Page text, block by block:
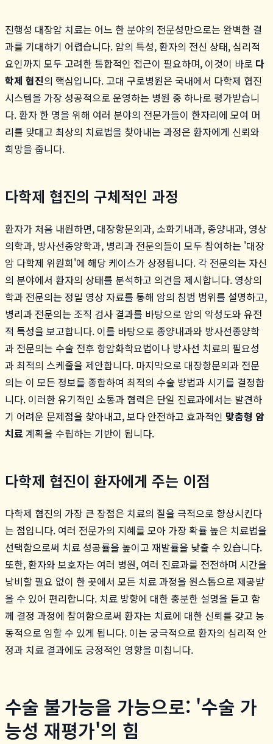
진행성 대장암 치료는 어느 한 분야의 전문성만으로는 완벽한 결
과를 기대하기 어렵습니다. 암의 특성, 환자의 전신 상태, 심리적
요인까지 모두 고려한 통합적인 접근이 필요하며, 이것이 바로 다
학제 협진의 핵심입니다. 고대 구로병원은 국내에서 다학제 협진
시스템을 가장 성공적으로 운영하는 병원 중 하나로 평가받습니
다. 환자 한 명을 위해 여러 분야의 전문가들이 한자리에 모여 머
리를 맞대고 최상의 치료법을 찾아내는 과정은 환자에게 신뢰와
희망을 줍니다.
다학제 협진의 구체적인 과정
환자가 처음 내원하면, 대장항문외과, 소화기내과, 종양내과, 영상
의학과, 방사선종양학과, 병리과 전문의들이 모두 참여하는 '대장
암 다학제 위원회'에 해당 케이스가 상정됩니다. 각 전문의는 자신
의 분야에서 환자의 상태를 분석하고 의견을 제시합니다. 영상의
학과 전문의는 정밀 영상 자료를 통해 암의 침범 범위를 설명하고,
병리과 전문의는 조직 검사 결과를 바탕으로 암의 악성도와 유전
적 특성을 보고합니다. 이를 바탕으로 종양내과와 방사선종양학
과 전문의는 수술 전후 항암화학요법이나 방사선 치료의 필요성
과 최적의 스케줄을 제안합니다. 마지막으로 대장항문외과 전문
의는 이 모든 정보를 종합하여 최적의 수술 방법과 시기를 결정합
니다. 이러한 유기적인 소통과 협력은 단일 진료과에서는 발견하
기 어려운 문제점을 찾아내고, 보다 안전하고 효과적인 맞춤형 암
치료계획을 수립하는 기반이 됩니다.
다학제 협진이 환자에게 주는 이점
다학제 협진의 가장 큰 장점은 치료의 질을 극적으로 향상시킨다
는 점입니다. 여러 전문가의 지혜를 모아 가장 확률 높은 치료법을
선택함으로써 치료 성공률을 높이고 재발률을 낮출 수 있습니다.
또한, 환자와 보호자는 여러 병원, 여러 진료과를 전전하며 시간을
낭비할 필요 없이 한 곳에서 모든 치료 과정을 원스톱으로 제공받
을 수 있어 편리합니다. 치료 방향에 대한 충분한 설명을 듣고 함
께 결정 과정에 참여함으로써 환자는 치료에 대한 신뢰를 갖고 능
동적으로 임할 수 있게 됩니다. 이는 궁극적으로 환자의 심리적 안
정과 치료 결과에도 긍정적인 영향을 미칩니다.
수술 불가능을 가능으로: '수술 가
능성 재평가'의 힘